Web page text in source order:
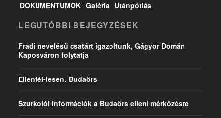
DOKUMENTUMOK Galéria Utánpótlás
LEGUTÓBBI BEJEGYZÉSEK
Fradi nevelésű csatárt igazoltunk, Gágyor Domán
Kaposváron folytatja
Ellenfél-lesen: Budaörs
Szurkolói információk a Budaörs elleni mérkőzésre